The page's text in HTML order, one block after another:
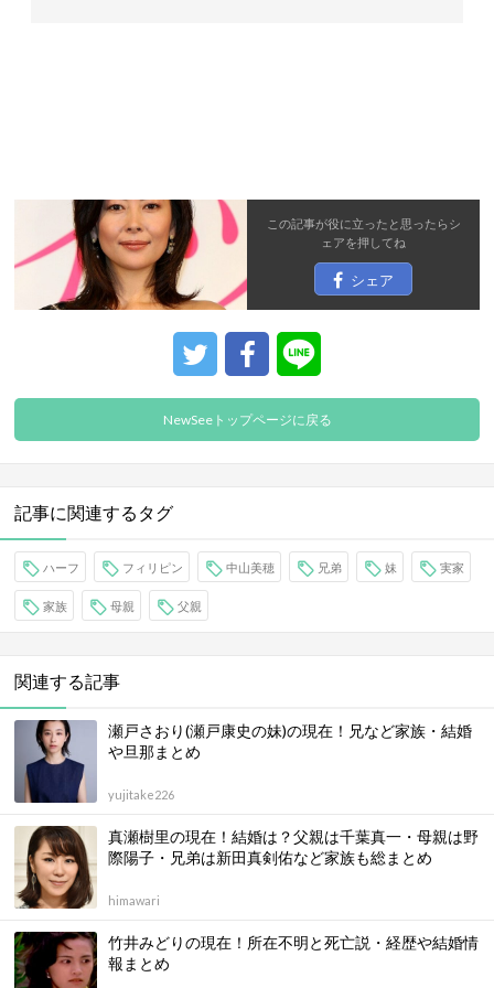
この記事が役に立ったと思ったらシ
ェアを押してね
シェア
NewSeeトップページに戻る
記事に関連するタグ
ハーフ フィリピン 中山美穂 兄弟 妹 実家
家族 母親 父親
関連する記事
瀬戸さおり(瀬戸康史の妹)の現在！兄など家族・結婚
や旦那まとめ
yujitake226
真瀬樹里の現在！結婚は？父親は千葉真一・母親は野
際陽子・兄弟は新田真剣佑など家族も総まとめ
himawari
竹井みどりの現在！所在不明と死亡説・経歴や結婚情
報まとめ